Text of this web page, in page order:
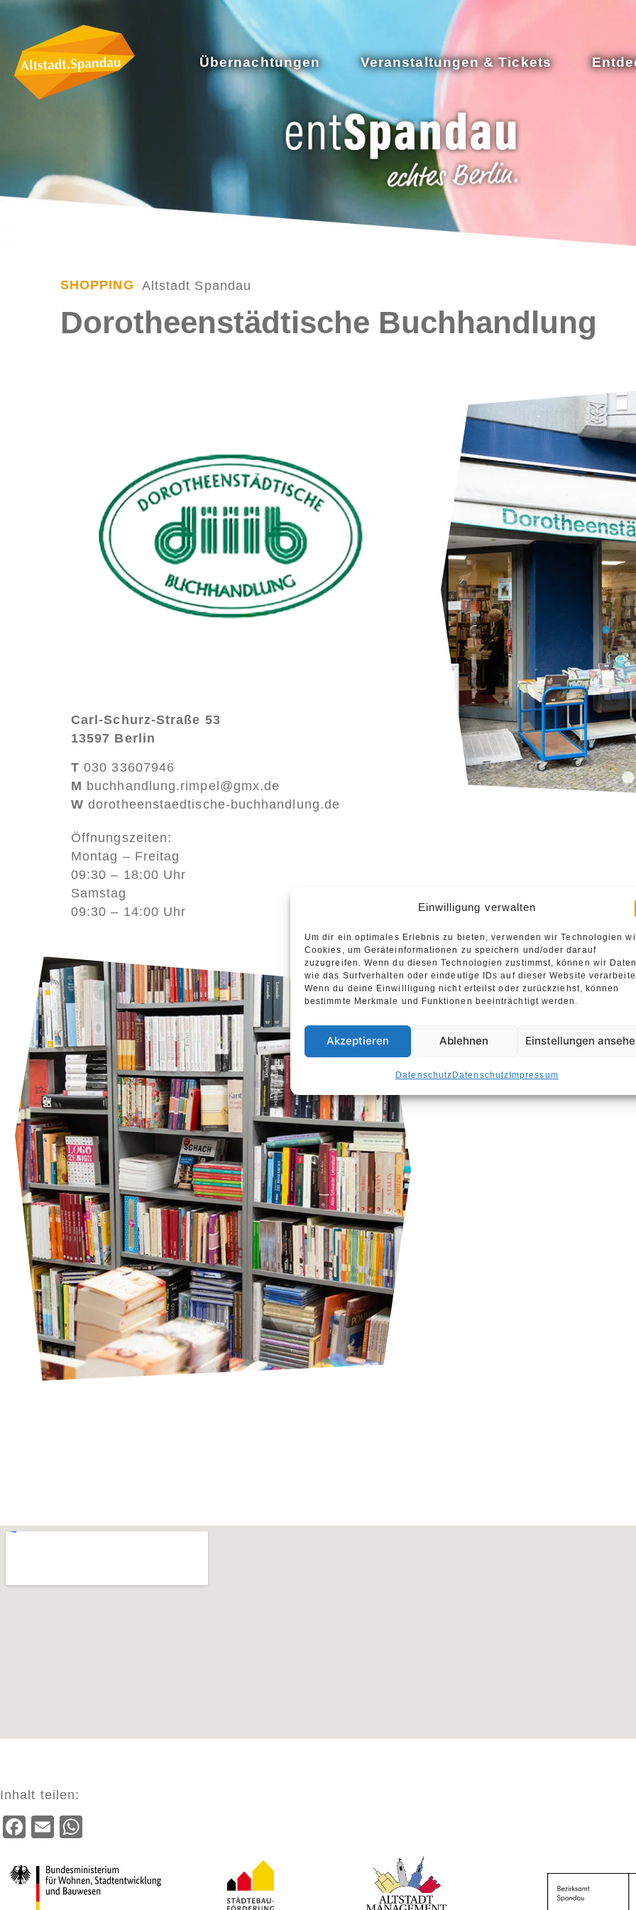
Einwilligung verwalten
Um dir ein optimales Erlebnis zu bieten, verwenden wir Technologien
Cookies, um Geräteinformationen zu speichern und/oder darauf
zuzugreifen. Wenn du diesen Technologien zustimmst, können wir
wie das Surfverhalten oder eindeutige IDs auf dieser Website
Wenn du deine Einwillligung nicht erteilst oder zurückziehst, können
bestimmte Merkmale und Funktionen beeinträchtigt werden.
Akzeptieren Ablehnen Einstellungen
DatenschutzDatenschutzImpressum
Übernachtungen Veranstaltungen & Tickets
SHOPPING Altstadt Spandau
Dorotheenstädtische Buchhandlung
Carl-Schurz-Straße 53
13597 Berlin
T030 33607946
M buchhandlung.rimpel@gmx.de
W dorotheenstaedtische-buchhandlung.de
Öffnungszeiten:
Montag – Freitag
09:30 – 18:00 Uhr
Samstag
09:30 – 14:00 Uhr
Wir besorgen jedes
antiquarischer
Inhalt teilen:
Facebook
Email